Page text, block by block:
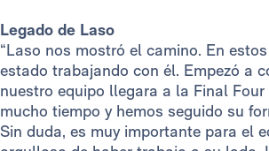
Legado de Laso
“Laso nos mostró el camino. En
estado trabajando con él. Empezó a
nuestro equipo llegara a la Final Four
mucho tiempo y hemos seguido su
Sin duda, es muy importante para el